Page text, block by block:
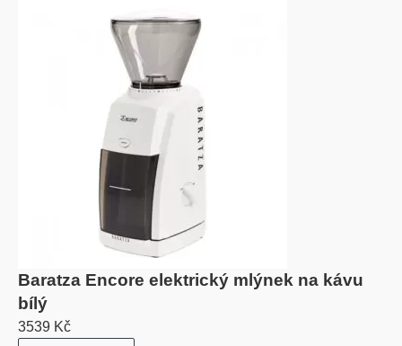
Baratza Encore elektrický mlýnek na kávu
bílý
3539 Kč